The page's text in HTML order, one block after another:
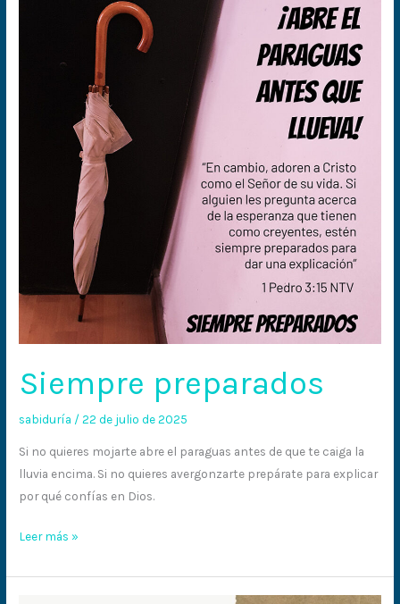
Siempre preparados
sabiduría /22 de julio de 2025
Si no quieres mojarte abre el paraguas antes de que te caiga la
lluvia encima. Si no quieres avergonzarte prepárate para explicar
por qué confías en Dios.
Leer más »